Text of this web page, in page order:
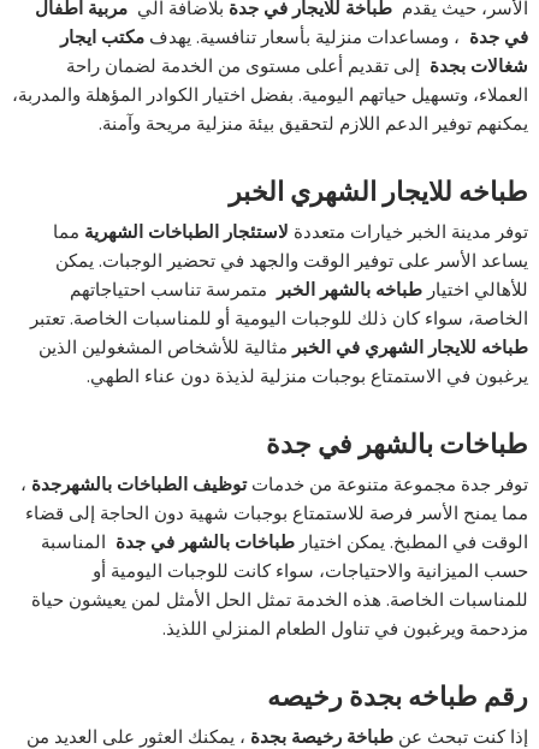
الأسر، حيث يقدم طباخة للايجار في جدة بلاضافة الي مربية اطفال
في جدة ، ومساعدات منزلية بأسعار تنافسية. يهدفمكتب ايجار
شغالات بجدة إلى تقديم أعلى مستوى من الخدمة لضمان راحة
العملاء، وتسهيل حياتهم اليومية. بفضل اختيار الكوادر المؤهلة والمدربة،
يمكنهم توفير الدعم اللازم لتحقيق بيئة منزلية مريحة وآمنة.
طباخه للايجار الشهري الخبر
توفر مدينة الخبر خيارات متعددة لاستئجار الطباخات الشهرية مما
يساعد الأسر على توفير الوقت والجهد في تحضير الوجبات. يمكن
للأهالي اختيارطباخه بالشهر الخبر
متمرسة تناسب احتياجاتهم
الخاصة، سواء كان ذلك للوجبات اليومية أو للمناسبات الخاصة. تعتبر
طباخه للايجار الشهري في الخبر مثالية للأشخاص المشغولين الذين
يرغبون في الاستمتاع بوجبات منزلية لذيذة دون عناء الطهي.
طباخات بالشهر في جدة
توفر جدة مجموعة متنوعة من خدماتتوظيف الطباخات بالشهرجدة ،
مما يمنح الأسر فرصة للاستمتاع بوجبات شهية دون الحاجة إلى قضاء
الوقت في المطبخ. يمكن اختيارطباخات بالشهر في جدة المناسبة
حسب الميزانية والاحتياجات، سواء كانت للوجبات اليومية أو
للمناسبات الخاصة. هذه الخدمة تمثل الحل الأمثل لمن يعيشون حياة
مزدحمة ويرغبون في تناول الطعام المنزلي اللذيذ.
رقم طباخه بجدة رخيصه
إذا كنت تبحث عنطباخة رخيصة بجدة ، يمكنك العثور على العديد من